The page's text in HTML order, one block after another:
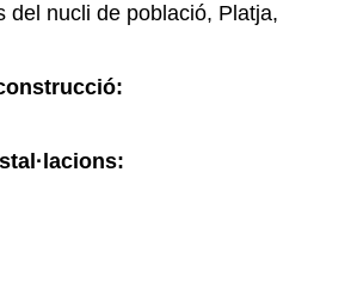
del nucli de població, Platja,